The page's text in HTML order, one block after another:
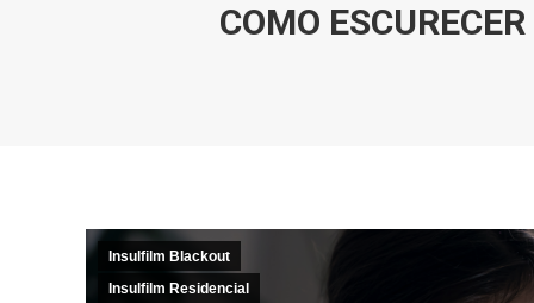
COMO
Insulfilm Blackout
Insulfilm Residencial